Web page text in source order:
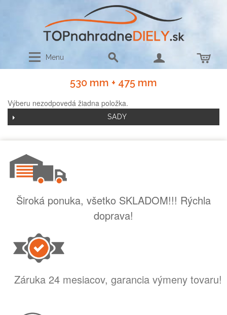
Menu
530 mm + 475 mm
Výberu nezodpovedá žiadna položka.
SADY
Široká ponuka, všetko SKLADOM!!! Rýchla
doprava!
Záruka 24 mesiacov, garancia výmeny tovaru!